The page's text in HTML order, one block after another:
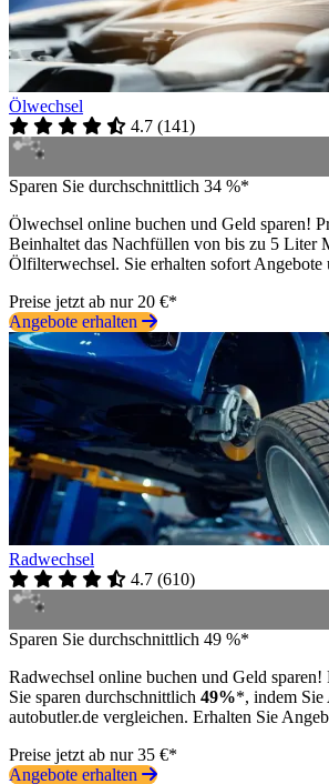
Ölwechsel
4.7 (141)
Sparen Sie durchschnittlich 34 %*
Ölwechsel online buchen und Geld sparen!
Beinhaltet das Nachfüllen von bis zu 5 Liter
Ölfilterwechsel. Sie erhalten sofort Angebote
Preise jetzt ab nur 20 €*
Angebote erhalten
Radwechsel
4.7 (610)
Sparen Sie durchschnittlich 49 %*
Radwechsel online buchen und Geld sparen!
Sie sparen durchschnittlich 49%*, indem Sie
autobutler.de vergleichen. Erhalten Sie
Preise jetzt ab nur 35 €*
Angebote erhalten